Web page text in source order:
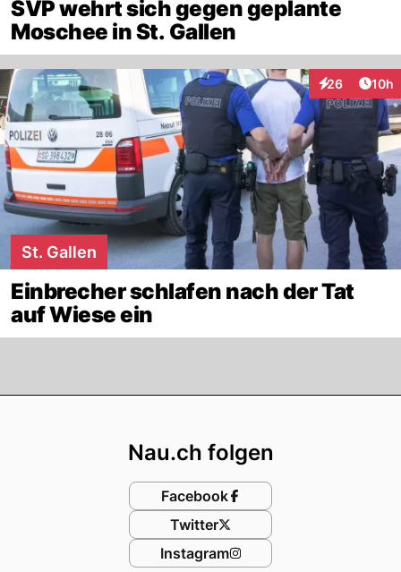
SVP wehrt sich gegen geplante
Moschee in St. Gallen
26
Interaktionen
10h
St. Gallen
Einbrecher schlafen nach der Tat
auf Wiese ein
Nau.ch folgen
Facebook
Twitter
Instagram